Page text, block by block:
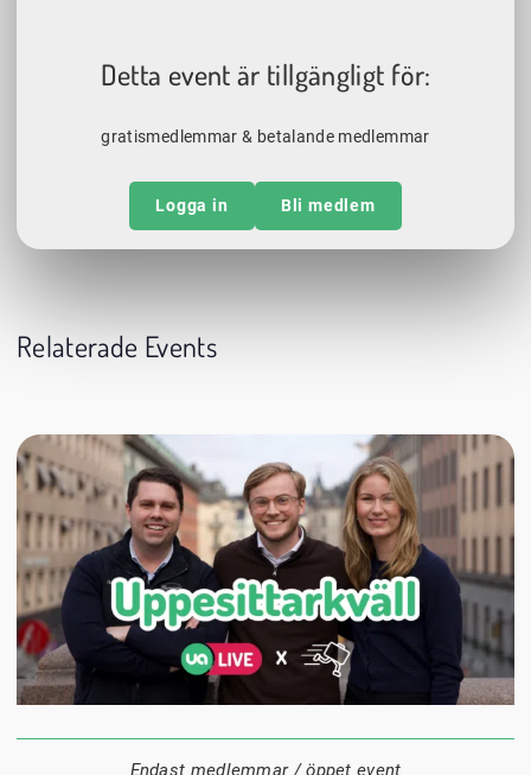
Detta event är tillgängligt för:
gratismedlemmar & betalande medlemmar
Logga in Bli medlem
Relaterade Events
24 augusti
20:00